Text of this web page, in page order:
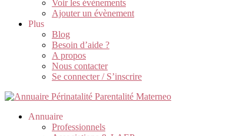
Voir les évènements
Ajouter un évènement
Plus
Blog
Besoin d’aide ?
A propos
Nous contacter
Se connecter / S’inscrire
Annuaire
Professionnels